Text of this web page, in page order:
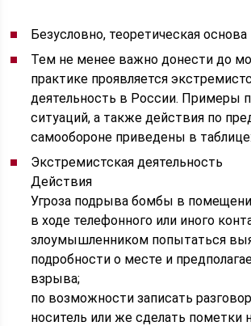
Безусловно, теоретическая
Тем не менее важно донести до
практике проявляется
деятельность в России. Примеры
ситуаций, а также действия по
самообороне приведены в таблице:
Экстремистская деятельность
Действия
Угроза подрыва бомбы в
в ходе телефонного или иного
злоумышленником попытаться
подробности о месте и
взрыва;
по возможности записать
носитель или же сделать пометки